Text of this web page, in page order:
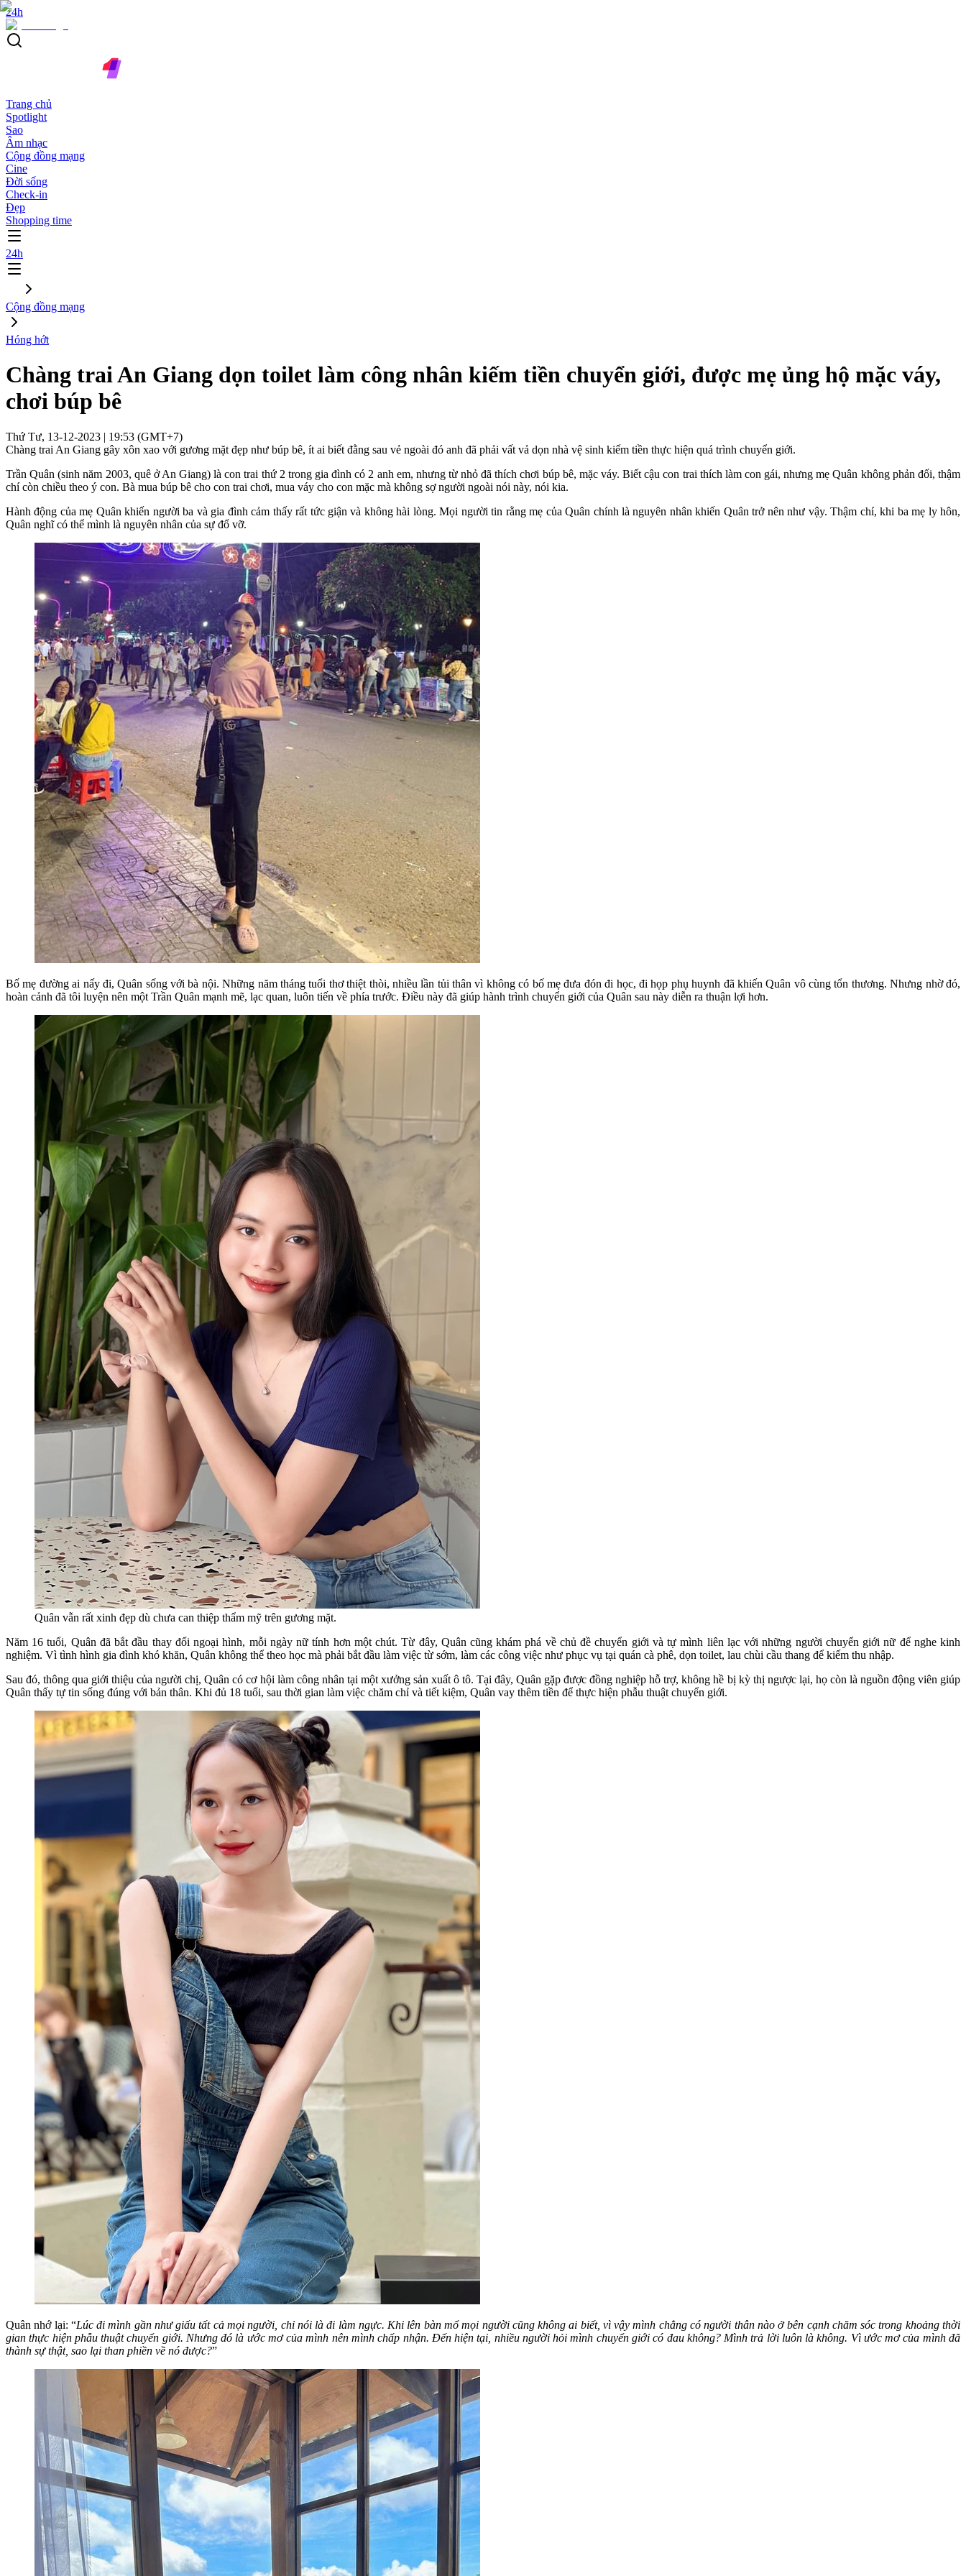
24h
Trang chủ
Spotlight
Sao
Âm nhạc
Cộng đồng mạng
Cine
Đời sống
Check-in
Đẹp
Shopping time
24h
Cộng đồng mạng
Hóng hớt
Chàng trai An Giang dọn toilet làm công nhân kiếm tiền chuyển giới, được mẹ ủng hộ mặc váy,
chơi búp bê
Thứ Tư, 13-12-2023 | 19:53 (GMT+7)
Chàng trai An Giang gây xôn xao với gương mặt đẹp như búp bê, ít ai biết đằng sau vẻ ngoài đó anh đã phải vất vả dọn nhà vệ sinh kiếm tiền thực hiện quá trình chuyển giới.
Trần Quân (sinh năm 2003, quê ở An Giang) là con trai thứ 2 trong gia đình có 2 anh em, nhưng từ nhỏ đã thích chơi búp bê, mặc váy. Biết cậu con trai thích làm con gái, nhưng mẹ Quân không phản đối, thậm
chí còn chiều theo ý con. Bà mua búp bê cho con trai chơi, mua váy cho con mặc mà không sợ người ngoài nói này, nói kia.
Hành động của mẹ Quân khiến người ba và gia đình cảm thấy rất tức giận và không hài lòng. Mọi người tin rằng mẹ của Quân chính là nguyên nhân khiến Quân trở nên như vậy. Thậm chí, khi ba mẹ ly hôn,
Quân nghĩ có thể mình là nguyên nhân của sự đổ vỡ.
Bố mẹ đường ai nấy đi, Quân sống với bà nội. Những năm tháng tuổi thơ thiệt thòi, nhiều lần tủi thân vì không có bố mẹ đưa đón đi học, đi họp phụ huynh đã khiến Quân vô cùng tổn thương. Nhưng nhờ đó,
hoàn cảnh đã tôi luyện nên một Trần Quân mạnh mẽ, lạc quan, luôn tiến về phía trước. Điều này đã giúp hành trình chuyển giới của Quân sau này diễn ra thuận lợi hơn.
Quân vẫn rất xinh đẹp dù chưa can thiệp thẩm mỹ trên gương mặt.
Năm 16 tuổi, Quân đã bắt đầu thay đổi ngoại hình, mỗi ngày nữ tính hơn một chút. Từ đây, Quân cũng khám phá về chủ đề chuyển giới và tự mình liên lạc với những người chuyển giới nữ để nghe kinh
nghiệm. Vì tình hình gia đình khó khăn, Quân không thể theo học mà phải bắt đầu làm việc từ sớm, làm các công việc như phục vụ tại quán cà phê, dọn toilet, lau chùi cầu thang để kiếm thu nhập.
Sau đó, thông qua giới thiệu của người chị, Quân có cơ hội làm công nhân tại một xưởng sản xuất ô tô. Tại đây, Quân gặp được đồng nghiệp hỗ trợ, không hề bị kỳ thị ngược lại, họ còn là nguồn động viên giúp
Quân thấy tự tin sống đúng với bản thân. Khi đủ 18 tuổi, sau thời gian làm việc chăm chỉ và tiết kiệm, Quân vay thêm tiền để thực hiện phẫu thuật chuyển giới.
Quân nhớ lại: “Lúc đi mình gần như giấu tất cả mọi người, chỉ nói là đi làm ngực. Khi lên bàn mổ mọi người cũng không ai biết, vì vậy mình chẳng có người thân nào ở bên cạnh chăm sóc trong khoảng thời
gian thực hiện phẫu thuật chuyển giới. Nhưng đó là ước mơ của mình nên mình chấp nhận. Đến hiện tại, nhiều người hỏi mình chuyển giới có đau không? Mình trả lời luôn là không. Vì ước mơ của mình đã
thành sự thật, sao lại than phiền về nó được?”